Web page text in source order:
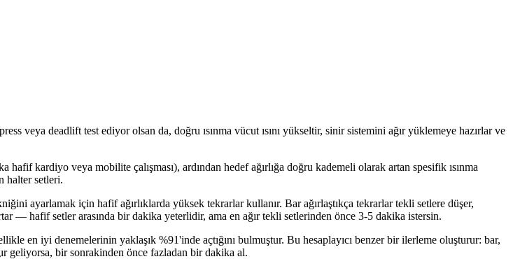
veya deadlift test ediyor olsan da, doğru ısınma vücut ısını yükseltir, sinir sistemini ağır yüklemeye hazırlar ve
hafif kardiyo veya mobilite çalışması), ardından hedef ağırlığa doğru kademeli olarak artan spesifik ısınma
halter setleri.
ayarlamak için hafif ağırlıklarda yüksek tekrarlar kullanır. Bar ağırlaştıkça tekrarlar tekli setlere düşer,
— hafif setler arasında bir dakika yeterlidir, ama en ağır tekli setlerinden önce 3-5 dakika istersin.
en iyi denemelerinin yaklaşık %91'inde açtığını bulmuştur. Bu hesaplayıcı benzer bir ilerleme oluşturur: bar,
geliyorsa, bir sonrakinden önce fazladan bir dakika al.